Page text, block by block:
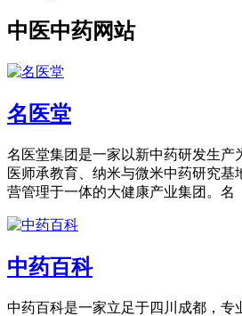
中医中药网站
名医堂
名医堂集团是一家以新中药研发生产
医师承教育、纳米与微米中药研究基
营管理于一体的大健康产业集团。名
中药百科
中药百科是一家立足于四川成都，专